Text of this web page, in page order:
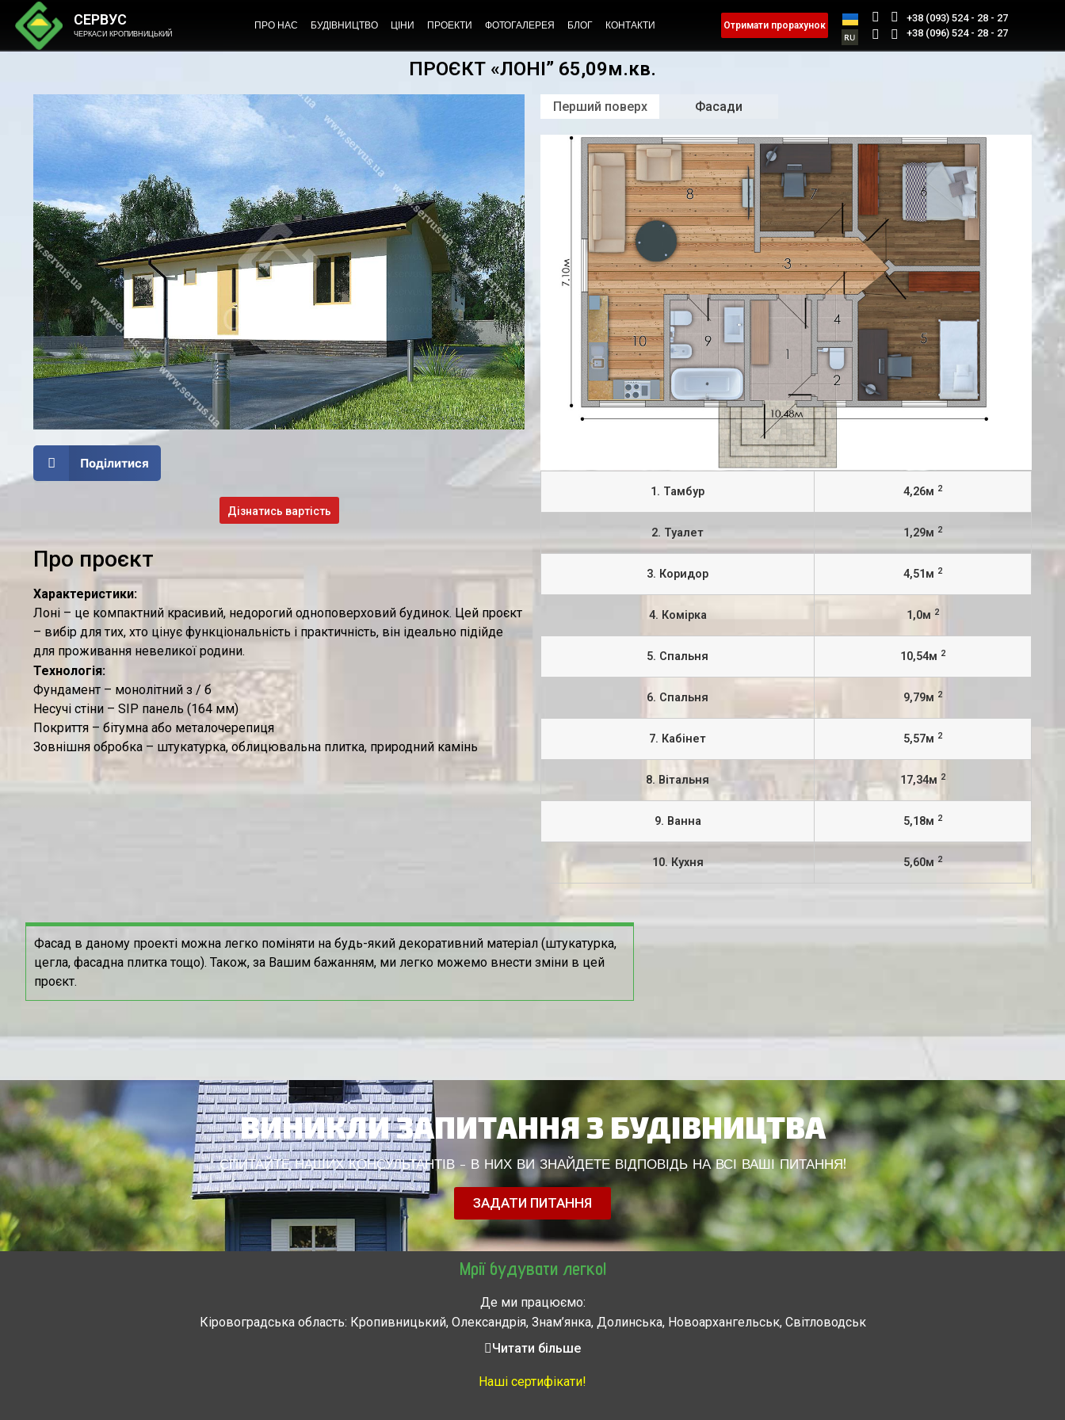
СЕРВУС
ЧЕРКАСИ КРОПИВНИЦЬКИЙ
ПРО НАС БУДІВНИЦТВО ЦІНИ ПРОЕКТИ ФОТОГАЛЕРЕЯ БЛОГ КОНТАКТИ Отримати прорахунок
+38 (093) 524 - 28 - 27
+38 (096) 524 - 28 - 27
ПРОЄКТ «ЛОНІ” 65,09м.кв.
Поділитися
Дізнатись вартість
Про проєкт
Характеристики:
Лоні – це компактний красивий, недорогий одноповерховий будинок. Цей проєкт
– вибір для тих, хто цінує функціональність і практичність, він ідеально підійде
для проживання невеликої родини.
Технологія:
Фундамент – монолітний з / б
Несучі стіни – SIP панель (164 мм)
Покриття – бітумна або металочерепиця
Зовнішня обробка – штукатурка, облицювальна плитка, природний камінь
Перший поверх Фасади
1. Тамбур 4,26м 2
2. Туалет 1,29м 2
3. Коридор 4,51м 2
4. Комірка 1,0м 2
5. Спальня 10,54м 2
6. Спальня 9,79м 2
7. Кабінет 5,57м 2
8. Вітальня 17,34м 2
9. Ванна 5,18м 2
10. Кухня 5,60м2
Фасад в даному проекті можна легко поміняти на будь-який декоративний матеріал (штукатурка,
цегла, фасадна плитка тощо). Також, за Вашим бажанням, ми легко можемо внести зміни в цей
проєкт.
ВИНИКЛИ ЗАПИТАННЯ З БУДІВНИЦТВА
СПИТАЙТЕ НАШИХ КОНСУЛЬТАНТІВ - В НИХ ВИ ЗНАЙДЕТЕ ВІДПОВІДЬ НА ВСІ ВАШІ ПИТАННЯ!
ЗАДАТИ ПИТАННЯ
Мрії будувати легко!
Де ми працюємо:
Кіровоградська область: Кропивницький, Олександрія, Знам’янка, Долинська, Новоархангельськ, Світловодськ
Черкасская область: Ватутино, Городище, Жашков, Звенигородка, Золотоноша, Каменка, Канев, Корсунь-Шевченковский,
Читати більше
Наші сертифікати!